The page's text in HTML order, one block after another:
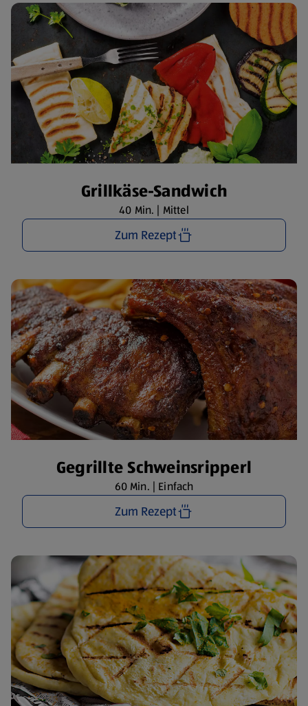
Grillkäse-Sandwich
40 Min. | Mittel
Zum Rezept
Gegrillte Schweinsripperl
60 Min. | Einfach
Zum Rezept